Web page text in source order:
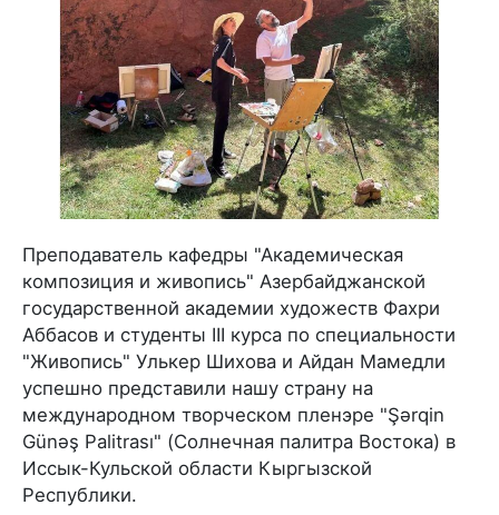
Преподаватель кафедры "Академическая
композиция и живопись" Азербайджанской
государственной академии художеств Фахри
Аббасов и студенты III курса по специальности
"Живопись" Улькер Шихова и Айдан Мамедли
успешно представили нашу страну на
международном творческом пленэре "Şərqin
Günəş Palitrası" (Солнечная палитра Востока) в
Иссык-Кульской области Кыргызской
Республики.